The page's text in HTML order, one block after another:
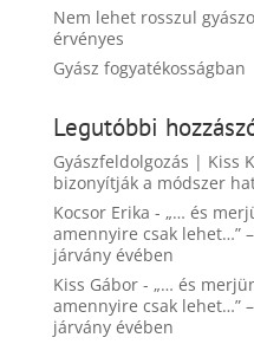
Nem lehet rosszul
érvényes
Gyász fogyatékosságban
Legutóbbi
Gyászfeldolgozás | Kiss
bizonyítják a módszer
Kocsor Erika - „… és
amennyire csak lehet…”
járvány évében
Kiss Gábor- „… és
amennyire csak lehet…”
járvány évében